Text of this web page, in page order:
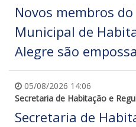
Novos membros
Municipal de
Alegre são
05/08/2026 14:06
Secretaria de Habitação e
Secretaria de